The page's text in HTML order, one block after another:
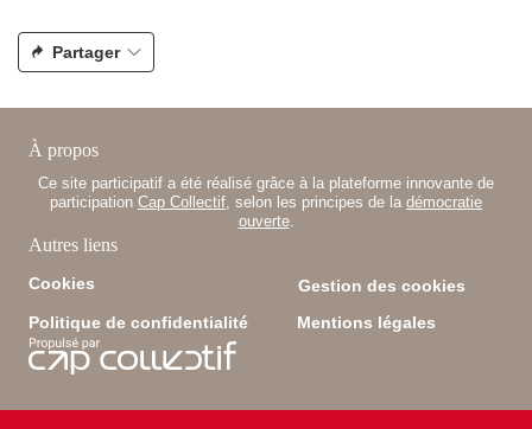
Partager
À propos
Ce site participatif a été réalisé grâce à la plateforme innovante de
participation Cap Collectif, selon les principes de la démocratie
ouverte.
Autres liens
Cookies
Gestion des cookies
Politique de confidentialité
Mentions légales